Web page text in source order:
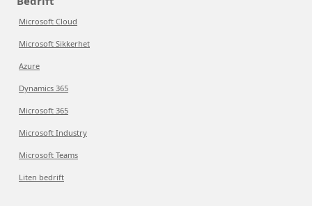
Microsoft Cloud
Microsoft Sikkerhet
Azure
Dynamics 365
Microsoft 365
Microsoft Industry
Microsoft Teams
Liten bedrift